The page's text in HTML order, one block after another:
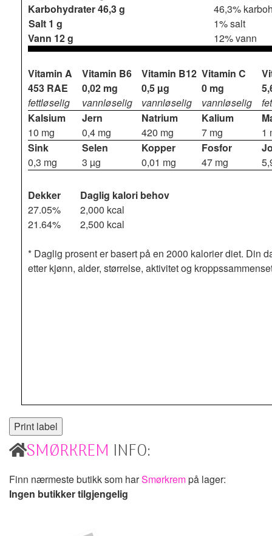
Karbohydrater46,3 g
46,3%
Salt 1 g
1% salt
Vann 12 g 12% vann
Vitamin A
453 RAE
fettløselig
Vitamin B6
0,02 mg
vannløselig
Vitamin B12
0,5 µg
vannløselig
Vitamin C
0 mg
vannløselig
Kalsium
10 mg
Jern
0,4 mg
Natrium
420 mg
Kalium
7 mg
1
Sink
0,3 mg
Selen
3 µg
Kopper
0,01 mg
Fosfor
47 mg
Dekker
Daglig kalori behov
27.05%
2,000 kcal
21.64%
2,500 kcal
* Daglig prosent er basert på en 2000 kalorier diet. Din
etter kjønn, alder, størrelse, aktivitet og
SMØRKREM INFO:
Finn nærmeste butikk som harSmørkrempå lager:
Ingen butikker tilgjengelig